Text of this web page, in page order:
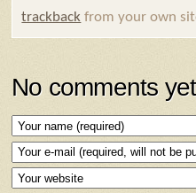
trackback from your own
No comments